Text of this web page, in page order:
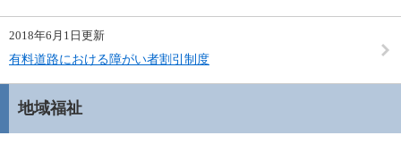
2018年6月1日更新
有料道路における障がい者割引制度
地域福祉